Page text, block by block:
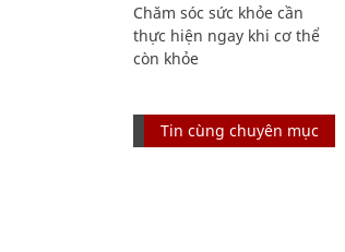
Chăm sóc sức khỏe cần
thực hiện ngay khi cơ thể
còn khỏe
Tin cùng chuyên mục